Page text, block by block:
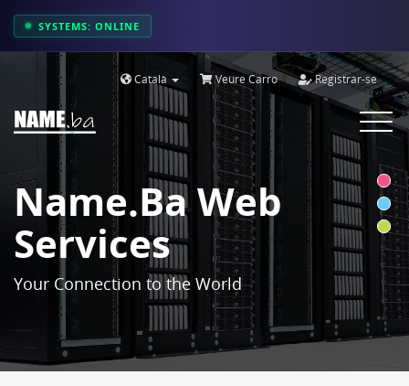
SYSTEMS: ONLINE
Català Veure Carro Registrar-se
Toggle
Name.ba Web
Services
Your Connection to the World